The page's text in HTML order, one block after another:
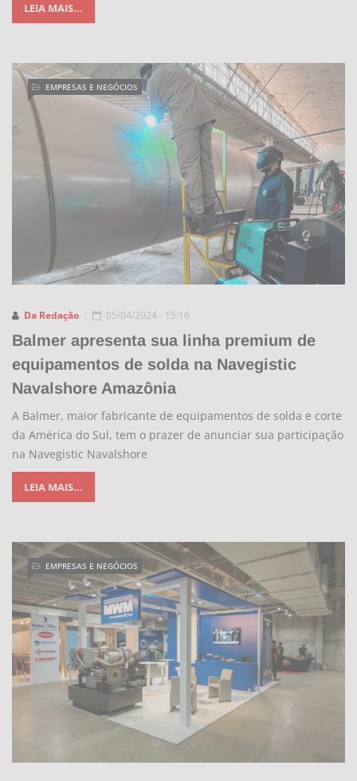
LEIA MAIS...
Da Redação
EMPRESAS E NEGÓCIOS
05/04/2024 - 15:16
Balmer apresenta sua linha premium de
equipamentos de solda na Navegistic
Navalshore Amazônia
A Balmer, maior fabricante de equipamentos de solda e corte
da América do Sul, tem o prazer de anunciar sua participação
na Navegistic Navalshore
LEIA MAIS...
EMPRESAS E NEGÓCIOS